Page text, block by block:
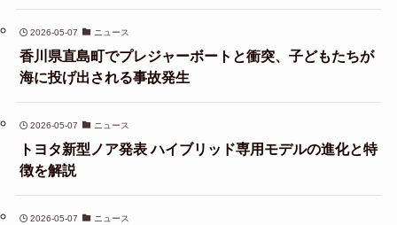
2026-05-07 ニュース
香川県直島町でプレジャーボートと衝突、子どもたちが
海に投げ出される事故発生
2026-05-07 ニュース
トヨタ新型ノア発表 ハイブリッド専用モデルの進化と特
徴を解説
2026-05-07 ニュース